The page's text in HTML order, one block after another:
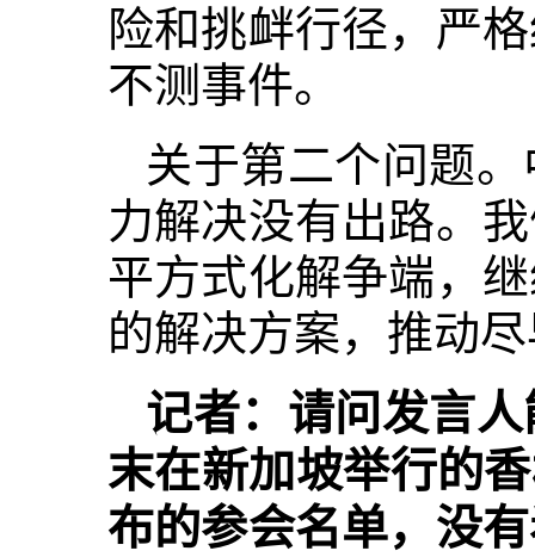
险和挑衅行径，严
不测事件。
关于第二个问题
力解决没有出路。
平方式化解争端，
的解决方案，推动
记者：请问发言
末在新加坡举行的
布的参会名单，没